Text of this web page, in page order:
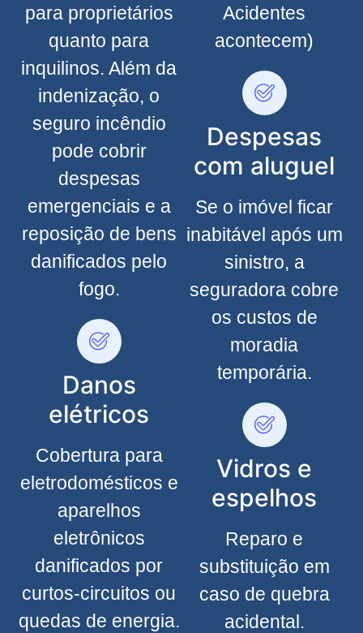
para proprietários
quanto para
inquilinos. Além da
indenização, o
seguro incêndio
pode cobrir
despesas
emergenciais e a
reposição de bens
danificados pelo
fogo.
Danos
elétricos
Cobertura para
eletrodomésticos e
aparelhos
eletrônicos
danificados por
curtos-circuitos ou
quedas de energia.
Acidentes
acontecem)
Despesas
com aluguel
Se o imóvel ficar
inabitável após um
sinistro, a
seguradora cobre
os custos de
moradia
temporária.
Vidros e
espelhos
Reparo e
substituição em
caso de quebra
acidental.